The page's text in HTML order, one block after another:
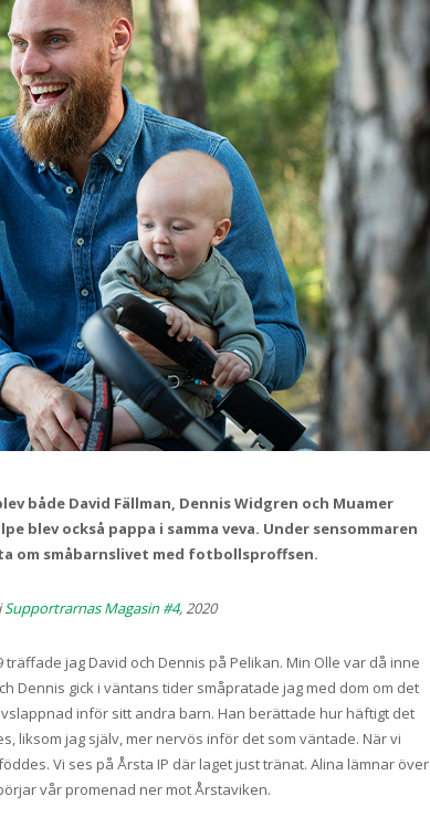
både David Fällman, Dennis Widgren och Muamer
blev också pappa i samma veva. Under sensommaren
om småbarnslivet med fotbollsproffsen.
Supportrarnas Magasin #4, 2020
jag David och Dennis på Pelikan. Min Olle var då inne
Dennis gick i väntans tider småpratade jag med dom om det
inför sitt andra barn. Han berättade hur häftigt det
liksom jag själv, mer nervös inför det som väntade. När vi
Vi ses på Årsta IP där laget just tränat. Alina lämnar över
vår promenad ner mot Årstaviken.